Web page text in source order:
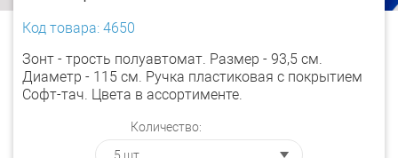
Код товара: 4650
Зонт - трость полуавтомат. Размер - 93,5 см.
Диаметр - 115 см. Ручка пластиковая с покрытием
Софт-тач. Цвета в ассортименте.
Количество: